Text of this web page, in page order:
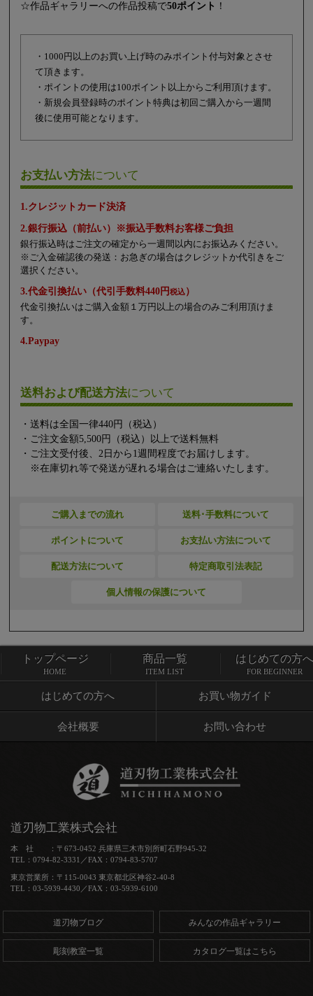
☆作品ギャラリーへの作品投稿で50ポイント ！
・1000円以上のお買い上げ時のみポイント付与対象とさせ
て頂きます。
・ポイントの使用は100ポイント以上からご利用頂けます。
・新規会員登録時のポイント特典は初回ご購入から一週間
後に使用可能となります。
お支払い方法について
1.クレジットカード決済
2.銀行振込（前払い）※振込手数料お客様ご負担
銀行振込時はご注文の確定から一週間以内にお振込みください。
※ご入金確認後の発送：お急ぎの場合はクレジットか代引きをご
選択ください。
3.代金引換払い（代引手数料440円税込）
代金引換払いはご購入金額１万円以上の場合のみご利用頂けま
す。
4.Paypay
送料および配送方法について
・送料は全国一律440円（税込）
・ご注文金額5,500円（税込）以上で送料無料
・ご注文受付後、2日から1週間程度でお届けします。
※在庫切れ等で発送が遅れる場合はご連絡いたします。
ご購入までの流れ 送料･手数料について
ポイントについて お支払い方法について
配送方法について 特定商取引法表記
個人情報の保護について
トップページ 商品一覧
はじめての方へ お買い物ガイド
会社概要 お問い合わせ
トップページ
HOME
商品一覧
ITEM LIST
はじめての方へ
FOR BEGINNER
道刃物工業株式会社
本 社 ：〒673-0452 兵庫県三木市別所町石野945-32
TEL：0794-82-3331／FAX：0794-83-5707
東京営業所：〒115-0043 東京都北区神谷2-40-8
TEL：03-5939-4430／FAX：03-5939-6100
道刃物ブログ みんなの作品ギャラリー
彫刻教室一覧 カタログ一覧はこちら